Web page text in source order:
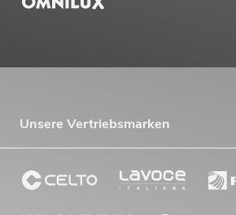
Unsere Vertriebsmarken